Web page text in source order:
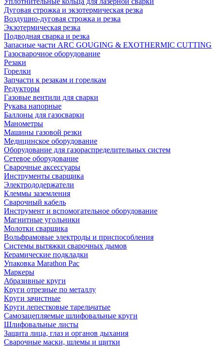
Дуговая строжка и экзотермическая резка
Воздушно-дуговая строжка и резка
Экзотермическая резка
Подводная сварка и резка
Запасные части ARC GOUGING & EXOTHERMIC CUTTING
Газосварочное оборудование
Резаки
Горелки
Запчасти к резакам и горелкам
Редукторы
Газовые вентили для сварки
Рукава напорные
Баллоны для газосварки
Манометры
Машины газовой резки
Медицинское оборудование
Оборудование для газораспределительных систем
Сетевое оборудование
Сварочные аксессуары
Инструменты сварщика
Электрододержатели
Клеммы заземления
Сварочный кабель
Инструмент и вспомогательное оборудование
Магнитные угольники
Молотки сварщика
Вольфрамовые электроды и приспособления
Системы вытяжки сварочных дымов
Керамические подкладки
Упаковка Marathon Pac
Маркеры
Абразивные круги
Круги отрезные по металлу
Круги зачистные
Круги лепестковые тарельчатые
Самозацепляемые шлифовальные круги
Шлифовальные листы
Защита лица, глаз и органов дыхания
Сварочные маски, шлемы и щитки